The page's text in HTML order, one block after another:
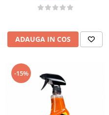
ADAUGA IN COS
-15%